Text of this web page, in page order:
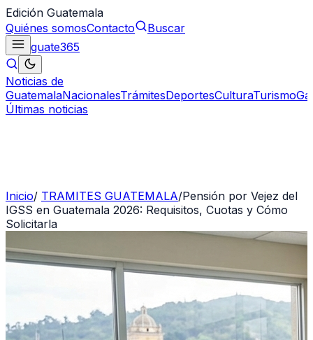
Edición Guatemala
Quiénes somosContacto
Buscar
guate365
Noticias de
GuatemalaNacionalesTrámitesDeportesCulturaTurismo
Últimas noticias
Inicio/ TRAMITES GUATEMALA/Pensión por Vejez del
IGSS en Guatemala 2026: Requisitos, Cuotas y Cómo
Solicitarla